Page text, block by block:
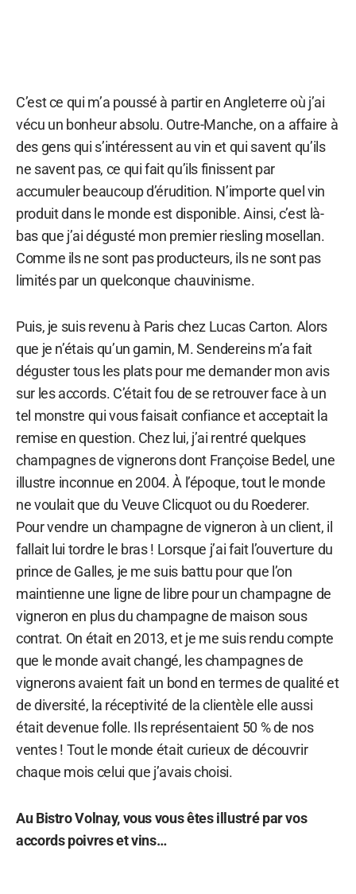
C’est ce qui m’a poussé à partir en Angleterre où j’ai
vécu un bonheur absolu. Outre-Manche, on a affaire à
des gens qui s’intéressent au vin et qui savent qu’ils
ne savent pas, ce qui fait qu’ils finissent par
accumuler beaucoup d’érudition. N’importe quel vin
produit dans le monde est disponible. Ainsi, c’est là-
bas que j’ai dégusté mon premier riesling mosellan.
Comme ils ne sont pas producteurs, ils ne sont pas
limités par un quelconque chauvinisme.
Puis, je suis revenu à Paris chez Lucas Carton. Alors
que je n’étais qu’un gamin, M. Sendereins m’a fait
déguster tous les plats pour me demander mon avis
sur les accords. C’était fou de se retrouver face à un
tel monstre qui vous faisait confiance et acceptait la
remise en question. Chez lui, j’ai rentré quelques
champagnes de vignerons dont Françoise Bedel, une
illustre inconnue en 2004. À l’époque, tout le monde
ne voulait que du Veuve Clicquot ou du Roederer.
Pour vendre un champagne de vigneron à un client, il
fallait lui tordre le bras ! Lorsque j’ai fait l’ouverture du
prince de Galles, je me suis battu pour que l’on
maintienne une ligne de libre pour un champagne de
vigneron en plus du champagne de maison sous
contrat. On était en 2013, et je me suis rendu compte
que le monde avait changé, les champagnes de
vignerons avaient fait un bond en termes de qualité et
de diversité, la réceptivité de la clientèle elle aussi
était devenue folle. Ils représentaient 50 % de nos
ventes ! Tout le monde était curieux de découvrir
chaque mois celui que j’avais choisi.
Au Bistro Volnay, vous vous êtes illustré par vos
accords poivres et vins…